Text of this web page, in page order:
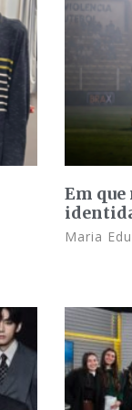
Em
Maria